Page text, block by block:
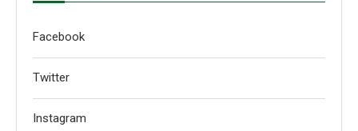
Facebook
Twitter
Instagram